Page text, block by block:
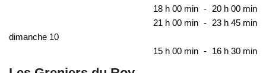
18 h 00 min - 20 h 00 min
21 h 00 min - 23 h 45 min
dimanche 10
15 h 00 min - 16 h 30 min